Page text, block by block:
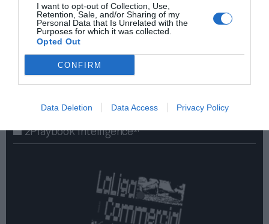
I want to opt-out of Collection, Use,
Retention, Sale, and/or Sharing of my
Personal Data that Is Unrelated with the
Purposes for which it was collected.
Opted Out
CONFIRM
Data Deletion Data Access Privacy Policy
¡Haz click aquí y accede sin límites a contenidos
y eventos para Socios!​​​​​​​
2Playbook Intelligence2P